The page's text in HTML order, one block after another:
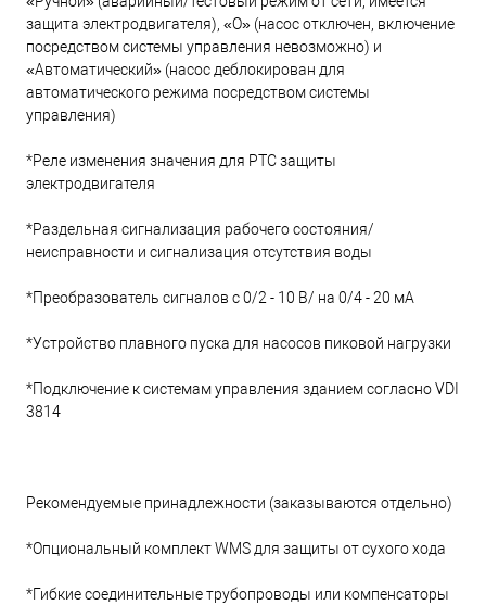
защита электродвигателя), «O» (насос отключен, включение
посредством системы управления невозможно) и
«Автоматический» (насос деблокирован для
автоматического режима посредством системы
управления)
*Реле изменения значения для PTC защиты
электродвигателя
*Раздельная сигнализация рабочего состояния/
неисправности и сигнализация отсутствия воды
*Преобразователь сигналов с 0/2 - 10 В/ на 0/4 - 20 мА
*Устройство плавного пуска для насосов пиковой нагрузки
*Подключение к системам управления зданием согласно VDI
3814
Рекомендуемые принадлежности (заказываются отдельно)
*Опциональный комплект WMS для защиты от сухого хода
*Гибкие соединительные трубопроводы или компенсаторы